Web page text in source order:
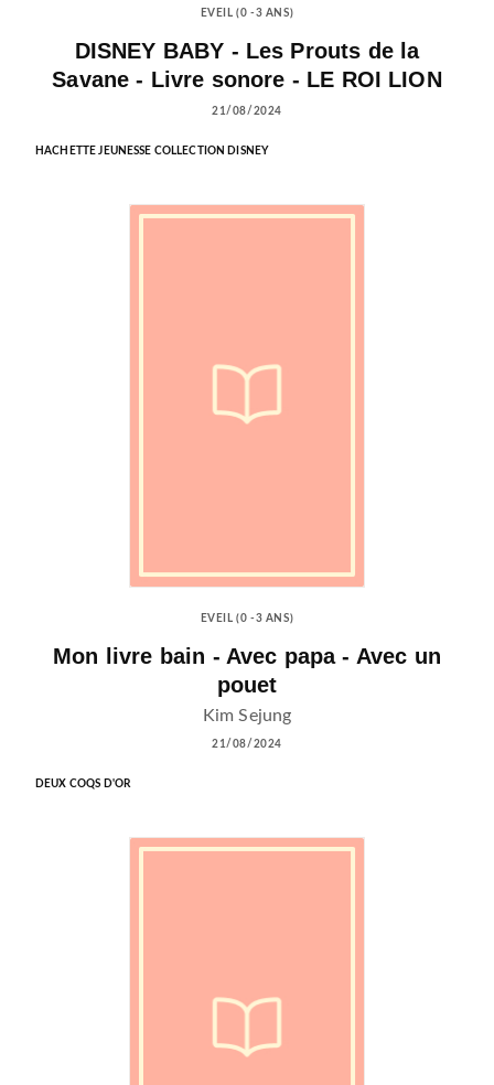
EVEIL (0 -3 ANS)
DISNEY BABY - Les Prouts de la
Savane - Livre sonore - LE ROI LION
21/08/2024
HACHETTE JEUNESSE COLLECTION DISNEY
EVEIL (0 -3 ANS)
Mon livre bain - Avec papa - Avec un
pouet
Kim Sejung
21/08/2024
DEUX COQS D'OR